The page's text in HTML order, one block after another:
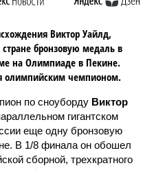
Виктор Уайлд,
бронзовую медаль в
на Олимпиаде в Пекине.
олимпийским чемпионом.
по сноуборду Виктор
гигантском
еще одну бронзовую
В 1/8 финала он обошел
сборной, трехкратного